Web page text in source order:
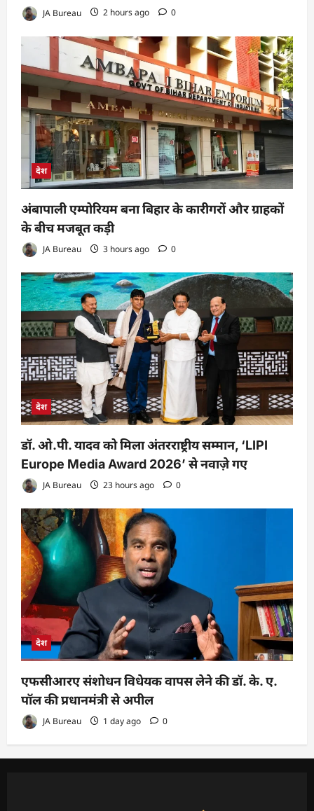
JA Bureau 2 hours ago 0
देश
अंबापाली एम्पोरियम बना बिहार के कारीगरों और ग्राहकों
के बीच मजबूत कड़ी
JA Bureau 3 hours ago 0
देश
डॉ. ओ.पी. यादव को मिला अंतरराष्ट्रीय सम्मान, ‘LIPI
Europe Media Award 2026’ से नवाज़े गए
JA Bureau 23 hours ago 0
देश
एफसीआरए संशोधन विधेयक वापस लेने की डॉ. के. ए.
पॉल की प्रधानमंत्री से अपील
JA Bureau 1 day ago 0